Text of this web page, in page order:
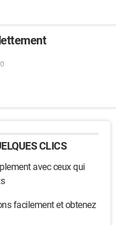
CLICS
avec ceux qui
facilement et obtenez